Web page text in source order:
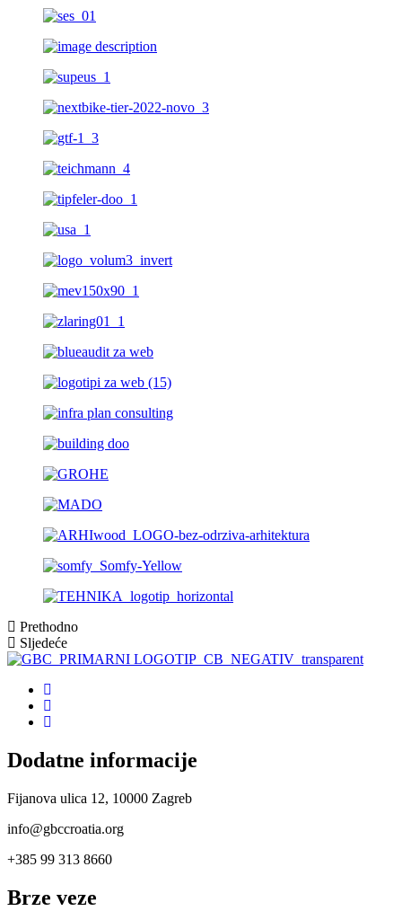
Prethodno
Sljedeće
Dodatne informacije
Fijanova ulica 12, 10000 Zagreb
info@gbccroatia.org
+385 99 313 8660
Brze veze